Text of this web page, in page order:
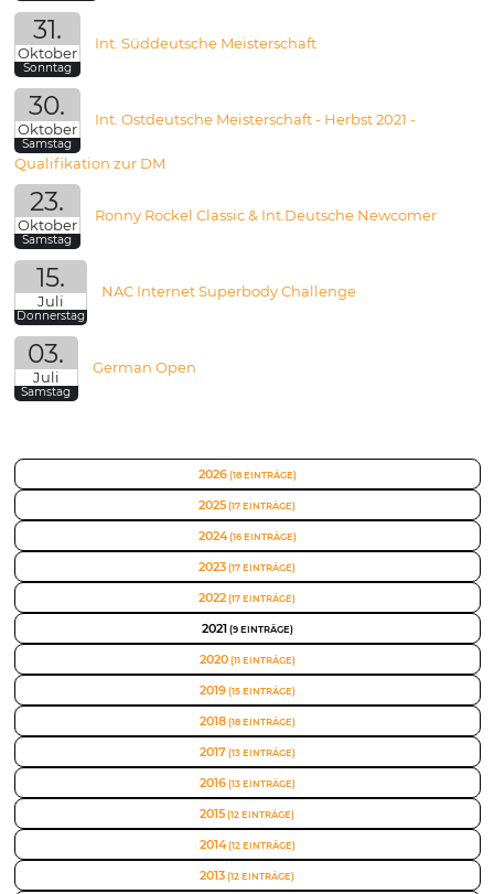
31.
Oktober
Sonntag
Int. Süddeutsche Meisterschaft
30.
Oktober
Samstag
Int. Ostdeutsche Meisterschaft - Herbst 2021 -
Qualifikation zur DM
23.
Oktober
Samstag
Ronny Rockel Classic & Int.Deutsche Newcomer
15.
Juli
Donnerstag
NAC Internet Superbody Challenge
03.
Juli
Samstag
German Open
2026(18 EINTRÄGE)
2025 (17 EINTRÄGE)
2024(16 EINTRÄGE)
2023 (17 EINTRÄGE)
2022 (17 EINTRÄGE)
2021 (9 EINTRÄGE)
2020(11 EINTRÄGE)
2019(15 EINTRÄGE)
2018(18 EINTRÄGE)
2017 (13 EINTRÄGE)
2016(13 EINTRÄGE)
2015 (12 EINTRÄGE)
2014(12 EINTRÄGE)
2013 (12 EINTRÄGE)